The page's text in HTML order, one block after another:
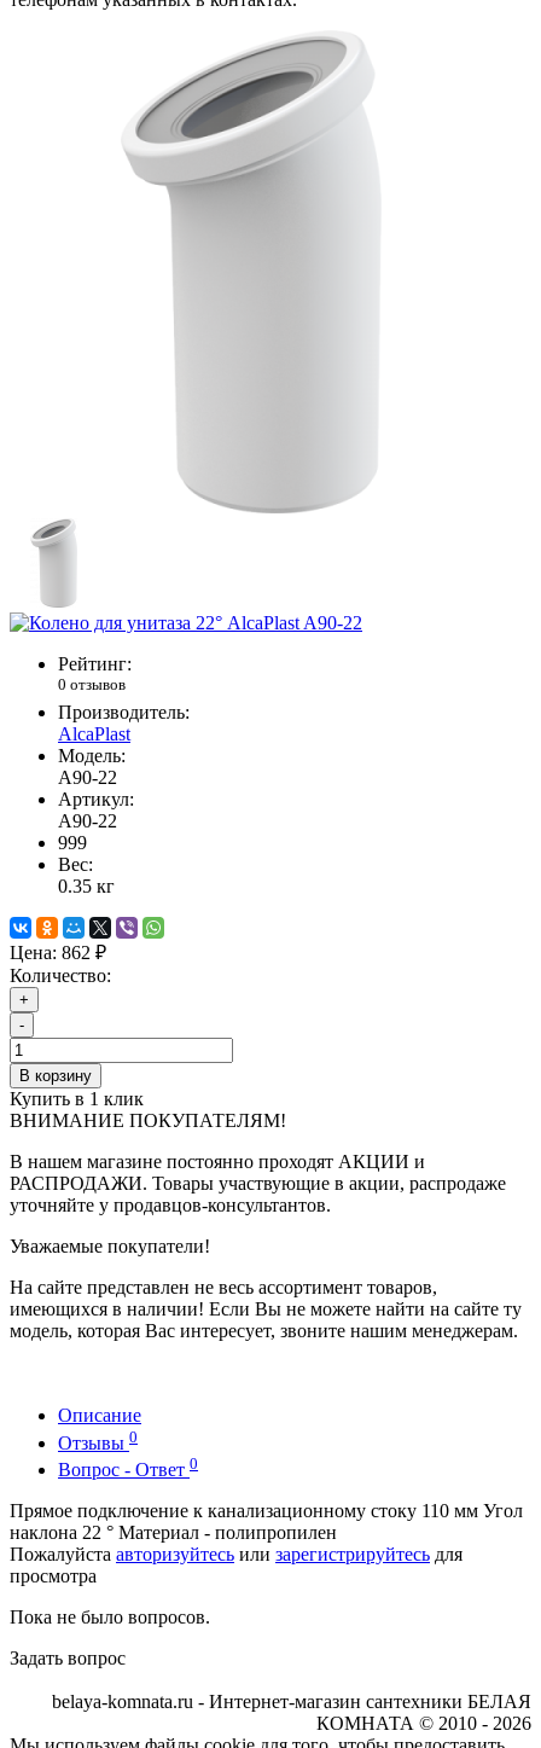
Рейтинг:
0 отзывов
Производитель:
AlcaPlast
Модель:
A90-22
Артикул:
A90-22
999
Вес:
0.35 кг
Цена: 862 ₽
Количество:
+
-
В корзину
Купить в 1 клик
ВНИМАНИЕ ПОКУПАТЕЛЯМ!
В нашем магазине постоянно проходят АКЦИИ и
РАСПРОДАЖИ. Товары участвующие в акции, распродаже
уточняйте у продавцов-консультантов.
Уважаемые покупатели!
На сайте представлен не весь ассортимент товаров,
имеющихся в наличии! Если Вы не можете найти на сайте ту
модель, которая Вас интересует, звоните нашим менеджерам.
Описание
Отзывы 0
Вопрос - Ответ 0
Прямое подключение к канализационному стоку 110 мм Угол
наклона 22 ° Материал - полипропилен
Пожалуйста авторизуйтесь или зарегистрируйтесь для
просмотра
Пока не было вопросов.
Задать вопрос
belaya-komnata.ru - Интернет-магазин сантехники БЕЛАЯ
КОМНАТА © 2010 - 2026